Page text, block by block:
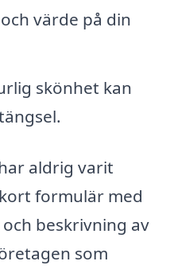
värde på din
skönhet kan
aldrig varit
formulär med
beskrivning av
som